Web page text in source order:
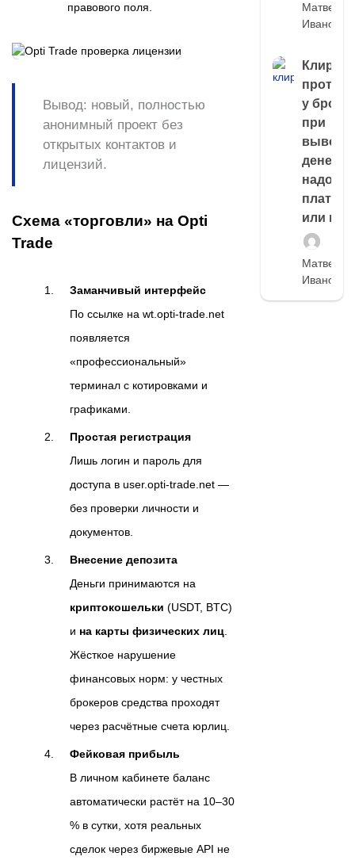
правового поля.
Вывод: новый, полностью
анонимный проект без
открытых контактов и
лицензий.
Схема «торговли» на Opti
Trade
Заманчивый интерфейс
По ссылке на wt.opti-trade.net
появляется
«профессиональный»
терминал с котировками и
графиками.
Простая регистрация
Лишь логин и пароль для
доступа в user.opti-trade.net —
без проверки личности и
документов.
Внесение депозита
Деньги принимаются на
криптокошельки (USDT, BTC)
и на карты физических лиц
Жёсткое нарушение
финансовых норм: у честных
брокеров средства проходят
через расчётные счета юрлиц.
Фейковая прибыль
В личном кабинете баланс
автоматически растёт на 10–30
% в сутки, хотя реальных
сделок через биржевые API не
Матвей
Иванов
Клиринг
у
при
выводе
денег,
надо
платить
или
Матвей
Иванов